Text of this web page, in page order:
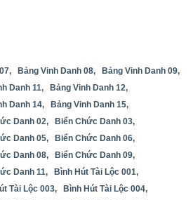
Bảng Vinh Danh 08,
Bảng Vinh Danh 09,
Danh 11,
Bảng Vinh Danh 12,
Danh 14,
Bảng Vinh Danh 15,
Danh 02,
Biển Chức Danh 03,
Danh 05,
Biển Chức Danh 06,
Danh 08,
Biển Chức Danh 09,
Danh 11,
Bình Hút Tài Lộc 001,
Tài Lộc 003,
Bình Hút Tài Lộc 004,